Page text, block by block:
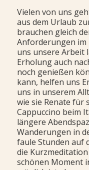
Vielen von uns
aus dem Urlaub
brauchen gleich
Anforderungen im
uns unsere Arbeit
Erholung auch
noch genießen
kann, helfen uns
uns in unserem
wie sie Renate für
Cappuccino beim
längere
Wanderungen in
faule Stunden auf
die
schönen Moment